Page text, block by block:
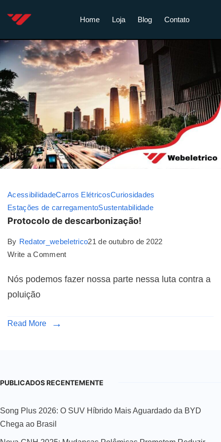
Home Loja Blog Contato
AcessibilidadeCarros ElétricosCuriosidades
Estações de carregamentoSustentabilidade
Protocolo de descarbonização!
By Redator_webeletrico21 de outubro de 2022
Write a Comment
Nós podemos fazer nossa parte nessa luta contra a
poluição
Read More
PUBLICADOS RECENTEMENTE
Song Plus 2026: O SUV Híbrido Mais Aguardado da BYD
Chega ao Brasil